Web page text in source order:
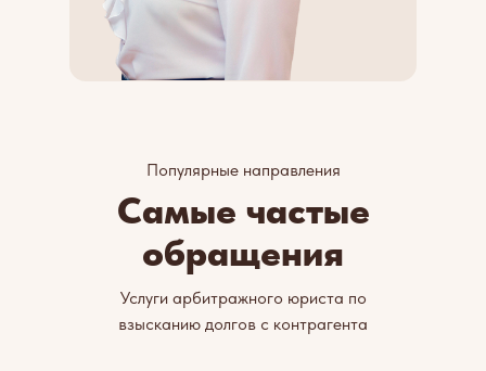
Самые частые
обращения
Популярные направления
Услуги арбитражного юриста по
взысканию долгов с контрагента